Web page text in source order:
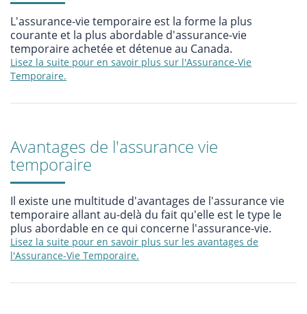
L'assurance-vie temporaire est la forme la plus
courante et la plus abordable d'assurance-vie
temporaire achetée et détenue au Canada.
Lisez la suite pour en savoir plus sur l'Assurance-Vie
Temporaire.
Avantages de l'assurance vie
temporaire
Il existe une multitude d'avantages de l'assurance vie
temporaire allant au-delà du fait qu'elle est le type le
plus abordable en ce qui concerne l'assurance-vie.
Lisez la suite pour en savoir plus sur les avantages de
l'Assurance-Vie Temporaire.